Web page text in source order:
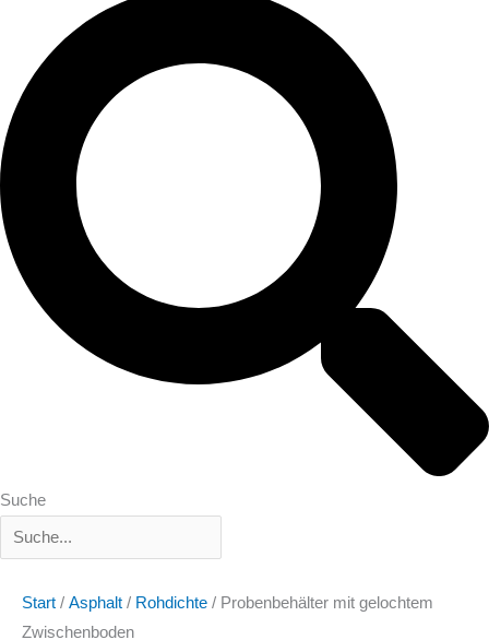
Suche
Start / Asphalt / Rohdichte / Probenbehälter mit gelochtem
Zwischenboden